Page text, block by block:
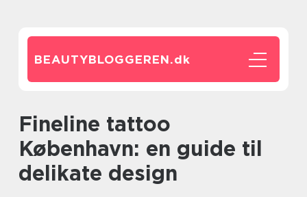
BEAUTYBLOGGEREN.dk
Fineline tattoo
København: en guide til
delikate design